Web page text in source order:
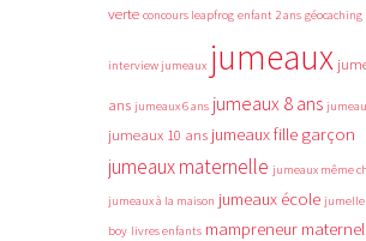
verte concours leapfrog enfant 2 ans géocaching
interview jumeaux jumeaux
ans jumeaux 6 ans jumeaux 8 ans
jumeaux 10 ans jumeaux fille garçon
jumeaux maternelle jumeaux même
jumeaux à la maison jumeaux école jumelle
boy livres enfants mampreneur